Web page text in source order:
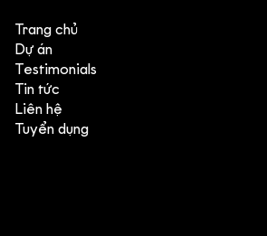
Head office: Central Point Bld., No.
Trang chủ
Dự án
Testimonials
Tin tức
Liên hệ
Tuyển dụng